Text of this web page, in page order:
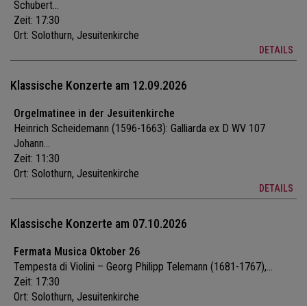
Schubert...
Zeit: 17:30
Ort: Solothurn, Jesuitenkirche
DETAILS
Klassische Konzerte am 12.09.2026
Orgelmatinee in der Jesuitenkirche
Heinrich Scheidemann (1596-1663): Galliarda ex D WV 107
Johann...
Zeit: 11:30
Ort: Solothurn, Jesuitenkirche
DETAILS
Klassische Konzerte am 07.10.2026
Fermata Musica Oktober 26
Tempesta di Violini – Georg Philipp Telemann (1681-1767),...
Zeit: 17:30
Ort: Solothurn, Jesuitenkirche